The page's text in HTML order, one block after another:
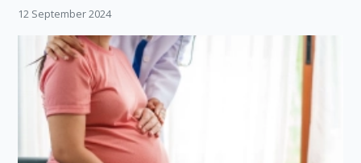
12 September 2024